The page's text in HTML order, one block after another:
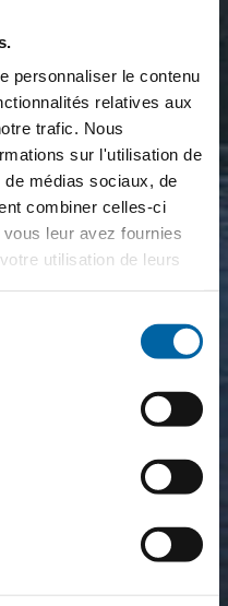
personnaliser le contenu
relatives aux
trafic. Nous
sur l'utilisation de
médias sociaux, de
combiner celles-ci
leur avez fournies
utilisation de leurs